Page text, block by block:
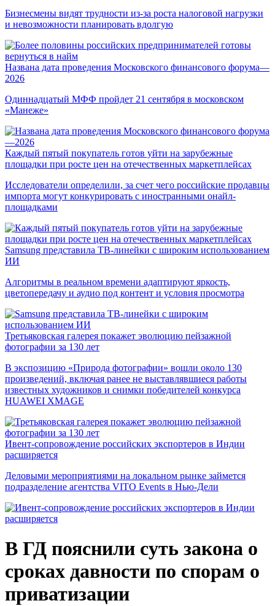
Бизнесмены видят трудности из-за роста налоговой нагрузки
и невозможности планировать вдолгую
Названа дата проведения Московского финансового форума—
2026
Одиннадцатый МФФ пройдет 21 сентября в московском
«Манеже»
Каждый пятый покупатель готов уйти на зарубежные
площадки при росте цен на отечественных маркетплейсах
Исследователи определили, за счет чего российские продавцы
импорта могут конкурировать с иностранными онайл-
площадками
Samsung представила ТВ-линейки с широким использованием
ИИ
Алгоритмы в реальном времени адаптируют яркость,
цветопередачу и аудио под контент и условия просмотра
Третьяковская галерея покажет эволюцию пейзажной
фотографии за 130 лет
В экспозицию «Природа фотографии» вошли около 130
произведений, включая ранее не выставлявшиеся работы
известных художников и снимки победителей конкурса
HUAWEI XMAGE
Ивент-сопровождение российских экспортеров в Индии
расширяется
Деловыми мероприятиями на локальном рынке займется
подразделение агентства VITO Events в Нью-Дели
В ГД пояснили суть закона о
сроках давности по спорам о
приватизации